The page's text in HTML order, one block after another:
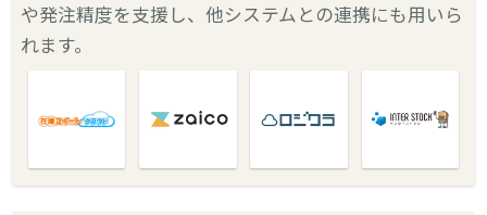
や発注精度を支援し、他システムとの連携にも用いら
れます。